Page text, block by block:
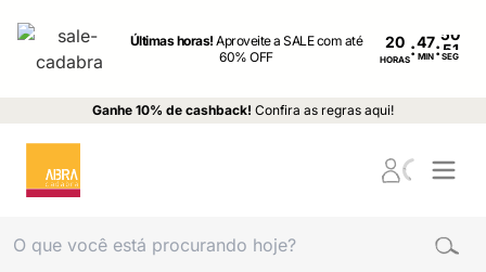
Últimas horas!Aproveite a SALE com até
60% OFF
20
HORAS: MIN : SEG
Ganhe 10% de cashback! Confira as regras aqui!